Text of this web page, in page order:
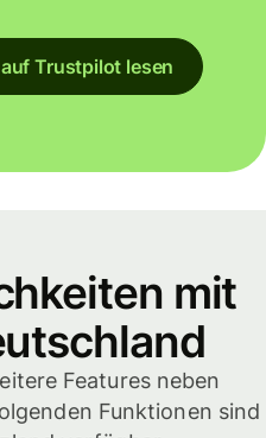
Trustpilot lesen
mit
Features neben
Funktionen sind